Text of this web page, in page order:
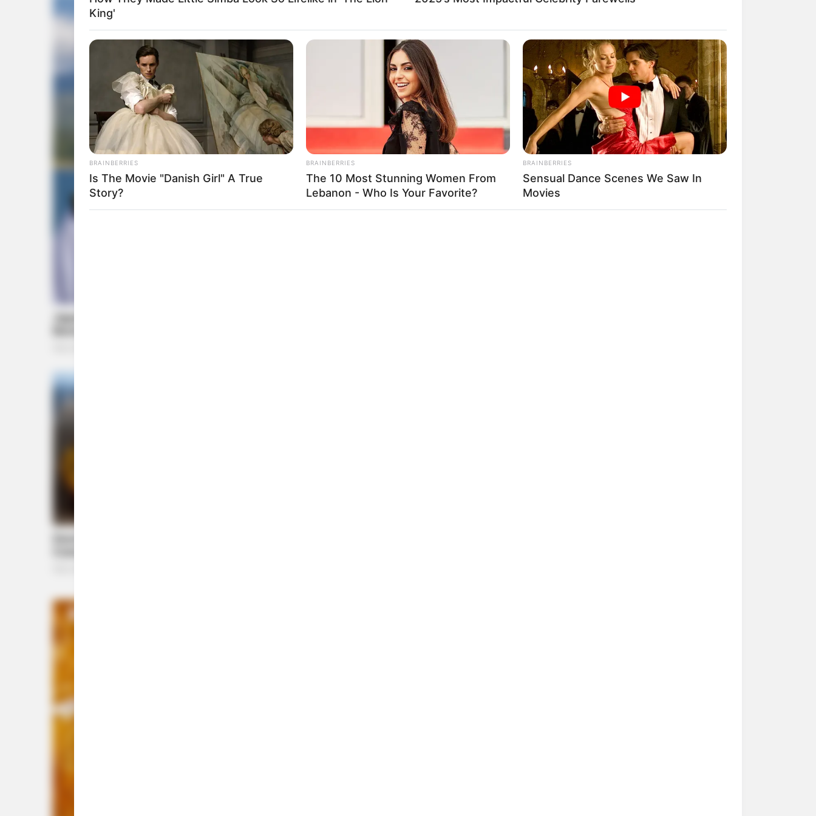
King'
BRAINBERRIES
Is The Movie "Danish Girl" A True
Story?
BRAINBERRIES
The 10 Most Stunning Women From
Lebanon - Who Is Your Favorite?
BRAINBERRIES
Sensual Dance Scenes We Saw In
Movies